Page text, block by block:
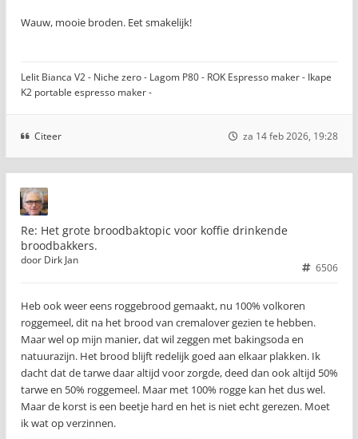
Wauw, mooie broden. Eet smakelijk!
Lelit Bianca V2 - Niche zero - Lagom P80 - ROK Espresso maker - Ikape
K2 portable espresso maker -
Citeer za 14 feb 2026, 19:28
Re: Het grote broodbaktopic voor koffie drinkende
broodbakkers.
6506
door Dirk Jan
Heb ook weer eens roggebrood gemaakt, nu 100% volkoren
roggemeel, dit na het brood van cremalover gezien te hebben.
Maar wel op mijn manier, dat wil zeggen met bakingsoda en
natuurazijn. Het brood blijft redelijk goed aan elkaar plakken. Ik
dacht dat de tarwe daar altijd voor zorgde, deed dan ook altijd 50%
tarwe en 50% roggemeel. Maar met 100% rogge kan het dus wel.
Maar de korst is een beetje hard en het is niet echt gerezen. Moet
ik wat op verzinnen.